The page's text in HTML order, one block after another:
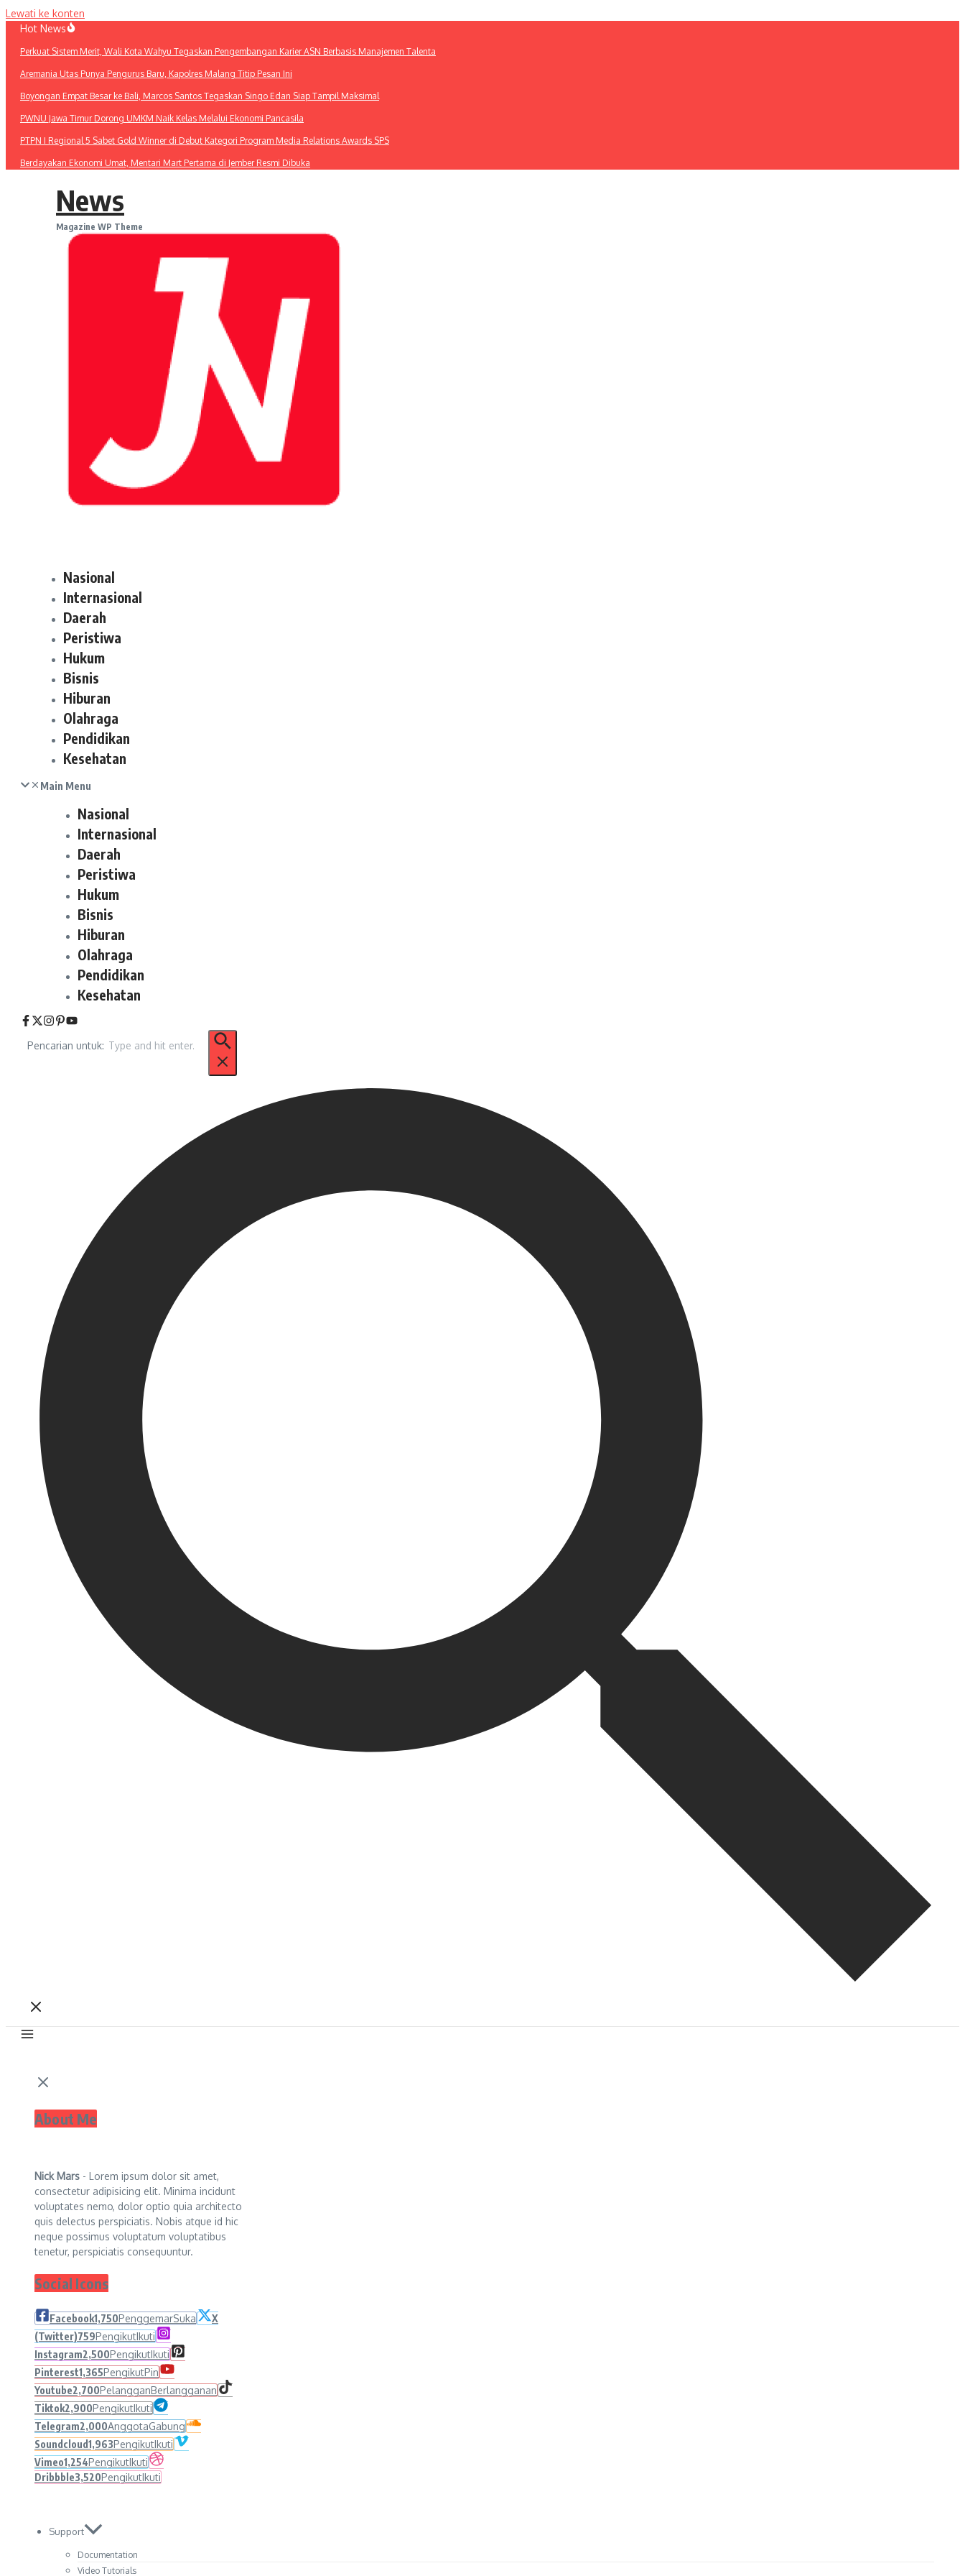
Lewati ke konten
Hot News
Perkuat Sistem Merit, Wali Kota Wahyu Tegaskan Pengembangan Karier ASN Berbasis Manajemen Talenta
Aremania Utas Punya Pengurus Baru, Kapolres Malang Titip Pesan Ini
Boyongan Empat Besar ke Bali, Marcos Santos Tegaskan Singo Edan Siap Tampil Maksimal
PWNU Jawa Timur Dorong UMKM Naik Kelas Melalui Ekonomi Pancasila
PTPN I Regional 5 Sabet Gold Winner di Debut Kategori Program Media Relations Awards SPS
Berdayakan Ekonomi Umat, Mentari Mart Pertama di Jember Resmi Dibuka
News
Magazine WP Theme
Nasional
Internasional
Daerah
Peristiwa
Hukum
Bisnis
Hiburan
Olahraga
Pendidikan
Kesehatan
Main Menu
Nasional
Internasional
Daerah
Peristiwa
Hukum
Bisnis
Hiburan
Olahraga
Pendidikan
Kesehatan
Pencarian untuk:
About Me
Nick Mars - Lorem ipsum dolor sit amet,
consectetur adipisicing elit. Minima incidunt
voluptates nemo, dolor optio quia architecto
quis delectus perspiciatis. Nobis atque id hic
neque possimus voluptatum voluptatibus
tenetur, perspiciatis consequuntur.
Social Icons
Facebook1,750PenggemarSuka
X
(Twitter)759PengikutIkuti
Instagram2,500PengikutIkuti
Pinterest1,365PengikutPin
Youtube2,700PelangganBerlangganan
Tiktok2,900PengikutIkuti
Telegram2,000AnggotaGabung
Soundcloud1,963PengikutIkuti
Vimeo1,254PengikutIkuti
Dribbble3,520PengikutIkuti
Support
Documentation
Video Tutorials